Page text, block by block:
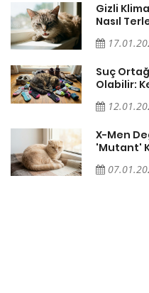
Gizli
Nasıl
Suç
Olabilir:
X-Men
'Mutant'